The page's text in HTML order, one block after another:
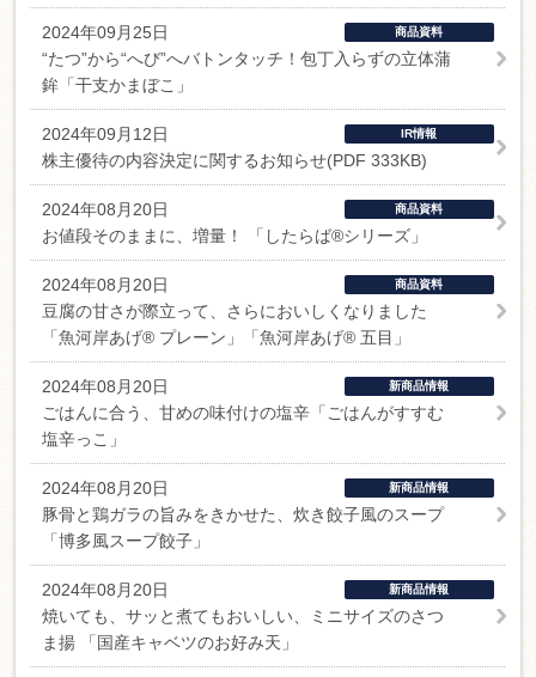
2024年09月25日 商品資料
“たつ”から“へび”へバトンタッチ！包丁入らずの立体蒲
鉾「干支かまぼこ」
2024年09月12日 IR情報
株主優待の内容決定に関するお知らせ(PDF 333KB)
2024年08月20日 商品資料
お値段そのままに、増量！ 「したらば®シリーズ」
2024年08月20日 商品資料
豆腐の甘さが際立って、さらにおいしくなりました
「魚河岸あげ® プレーン」「魚河岸あげ® 五目」
2024年08月20日 新商品情報
ごはんに合う、甘めの味付けの塩辛「ごはんがすすむ
塩辛っこ」
2024年08月20日 新商品情報
豚骨と鶏ガラの旨みをきかせた、炊き餃子風のスープ
「博多風スープ餃子」
2024年08月20日 新商品情報
焼いても、サッと煮てもおいしい、ミニサイズのさつ
ま揚 「国産キャベツのお好み天」